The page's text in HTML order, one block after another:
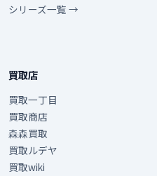
シリーズ一覧 →
買取店
買取一丁目
買取商店
森森買取
買取ルデヤ
買取wiki